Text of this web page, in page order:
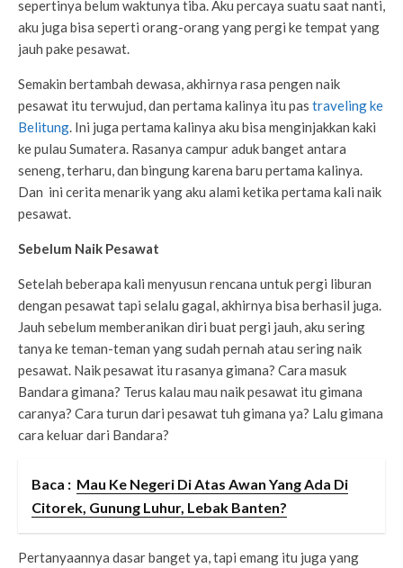
sepertinya belum waktunya tiba. Aku percaya suatu saat nanti,
aku juga bisa seperti orang-orang yang pergi ke tempat yang
jauh pake pesawat.
Semakin bertambah dewasa, akhirnya rasa pengen naik
pesawat itu terwujud, dan pertama kalinya itu pas traveling ke
Belitung. Ini juga pertama kalinya aku bisa menginjakkan kaki
ke pulau Sumatera. Rasanya campur aduk banget antara
seneng, terharu, dan bingung karena baru pertama kalinya.
Dan ini cerita menarik yang aku alami ketika pertama kali naik
pesawat.
Sebelum Naik Pesawat
Setelah beberapa kali menyusun rencana untuk pergi liburan
dengan pesawat tapi selalu gagal, akhirnya bisa berhasil juga.
Jauh sebelum memberanikan diri buat pergi jauh, aku sering
tanya ke teman-teman yang sudah pernah atau sering naik
pesawat. Naik pesawat itu rasanya gimana? Cara masuk
Bandara gimana? Terus kalau mau naik pesawat itu gimana
caranya? Cara turun dari pesawat tuh gimana ya? Lalu gimana
cara keluar dari Bandara?
Baca : Mau Ke Negeri Di Atas Awan Yang Ada Di
Citorek, Gunung Luhur, Lebak Banten?
Pertanyaannya dasar banget ya, tapi emang itu juga yang